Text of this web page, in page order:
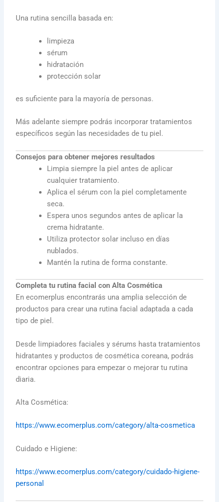
Una rutina sencilla basada en:
limpieza
sérum
hidratación
protección solar
es suficiente para la mayoría de personas.
Más adelante siempre podrás incorporar tratamientos
específicos según las necesidades de tu piel.
Consejos para obtener mejores resultados
Limpia siempre la piel antes de aplicar
cualquier tratamiento.
Aplica el sérum con la piel completamente
seca.
Espera unos segundos antes de aplicar la
crema hidratante.
Utiliza protector solar incluso en días
nublados.
Mantén la rutina de forma constante.
Completa tu rutina facial con Alta Cosmética
En ecomerplus encontrarás una amplia selección de
productos para crear una rutina facial adaptada a cada
tipo de piel.
Desde limpiadores faciales y sérums hasta tratamientos
hidratantes y productos de cosmética coreana, podrás
encontrar opciones para empezar o mejorar tu rutina
diaria.
Alta Cosmética:
https://www.ecomerplus.com/category/alta-cosmetica
Cuidado e Higiene:
https://www.ecomerplus.com/category/cuidado-higiene-
personal